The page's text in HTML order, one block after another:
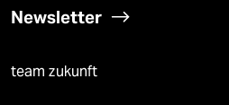
Newsletter
team zukunft